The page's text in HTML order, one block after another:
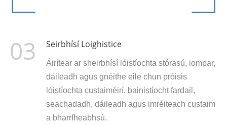
03 Seirbhísí Loighistice
Áirítear ar sheirbhísí lóistíochta stórasú, iompar,
dáileadh agus gnéithe eile chun próisis
lóistíochta custaiméirí, bainistíocht fardail,
seachadadh, dáileadh agus imréiteach custaim
a bharrfheabhsú.